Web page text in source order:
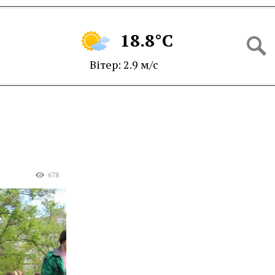
18.8°C
Вітер: 2.9 м/с
678